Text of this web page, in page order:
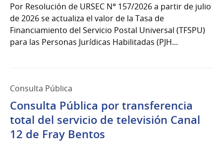
Por Resolución de URSEC N° 157/2026 a partir de julio
de 2026 se actualiza el valor de la Tasa de
Financiamiento del Servicio Postal Universal (TFSPU)
para las Personas Jurídicas Habilitadas (PJH...
Consulta Pública
Consulta Pública por transferencia
total del servicio de televisión Canal
12 de Fray Bentos